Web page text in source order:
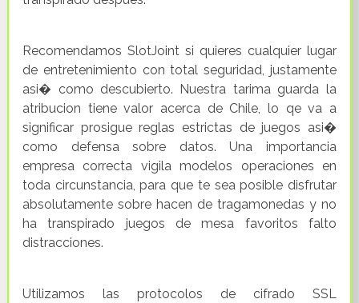
Recomendamos SlotJoint si quieres cualquier lugar
de entretenimiento con total seguridad, justamente
asi� como descubierto. Nuestra tarima guarda la
atribucion tiene valor acerca de Chile, lo qe va a
significar prosigue reglas estrictas de juegos asi�
como defensa sobre datos. Una importancia
empresa correcta vigila modelos operaciones en
toda circunstancia, para que te sea posible disfrutar
absolutamente sobre hacen de tragamonedas y no
ha transpirado juegos de mesa favoritos falto
distracciones.
Utilizamos las protocolos de cifrado SSL